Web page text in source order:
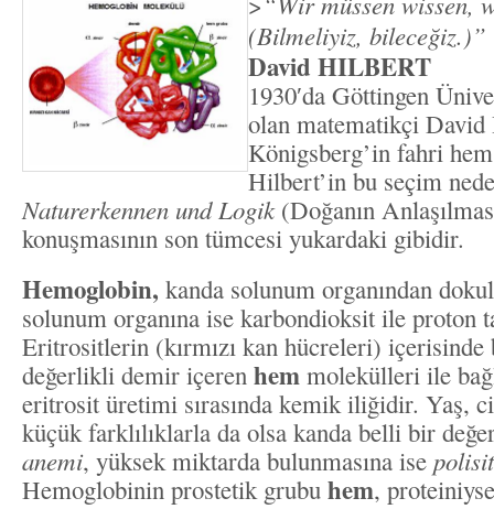
(Bilmeliyiz, bileceğiz.)”
David HILBERT
1930′da Göttingen
olan matematikçi David
Königsberg’in fahri
Hilbert’in bu seçim
Naturerkennen und Logik(Doğanın
konuşmasının son tümcesi yukardaki gibidir.
Hemoglobin, kanda solunum organından
solunum organına ise karbondioksit ile proton
Eritrositlerin (kırmızı kan hücreleri)
değerlikli demir içeren hem molekülleri ile
eritrosit üretimi sırasında kemik iliğidir. Yaş,
küçük farklılıklarla da olsa kanda belli bir
anemi, yüksek miktarda bulunmasına ise
Hemoglobinin prostetik grubu hem,